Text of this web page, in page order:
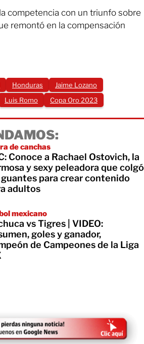
competencia con un triunfo sobre
remontó en la compensación
Honduras
Jaime Lozano
Luis Romo Copa Oro 2023
de canchas
Conoce a Rachael Ostovich, la
y sexy peleadora que colgó
guantes para crear contenido
adultos
mexicano
vs Tigres | VIDEO:
goles y ganador,
de Campeones de la Liga